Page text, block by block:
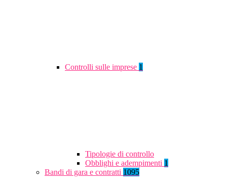
Controlli sulle imprese 1
Tipologie di controllo
Obblighi e adempimenti 1
Bandi di gara e contratti 1095